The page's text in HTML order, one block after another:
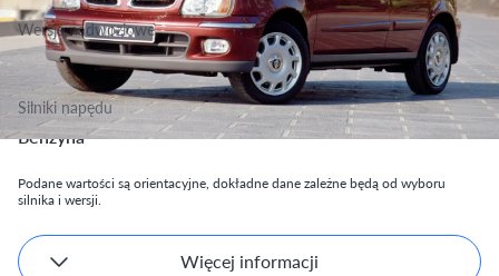
Wersje nadwoziowe
Hatchback
Silniki napędu
Benzyna
Podane wartości są orientacyjne, dokładne dane zależne będą od wyboru
silnika i wersji.
Więcej informacji